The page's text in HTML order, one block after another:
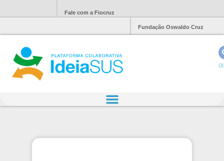
Fale com a Fiocruz
Fundação Oswaldo Cruz